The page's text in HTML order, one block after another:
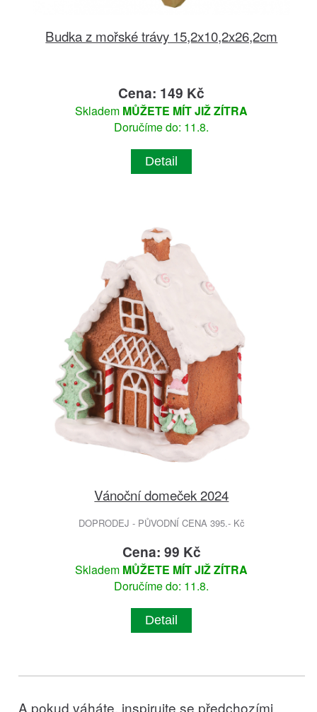
Budka z mořské trávy 15,2x10,2x26,2cm
Cena: 149 Kč
Skladem MŮŽETE MÍT JIŽ ZÍTRA
Doručíme do: 11.8.
Detail
Vánoční domeček 2024
DOPRODEJ - PŮVODNÍ CENA 395.- Kč
Cena: 99 Kč
Skladem MŮŽETE MÍT JIŽ ZÍTRA
Doručíme do: 11.8.
Detail
A pokud váháte, inspirujte se předchozími